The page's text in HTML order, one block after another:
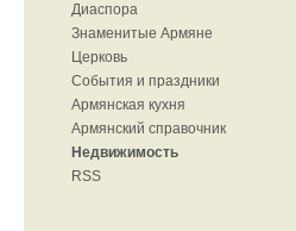
Диаспора
Знаменитые Армяне
Церковь
События и праздники
Армянская кухня
Армянский справочник
Недвижимость
RSS